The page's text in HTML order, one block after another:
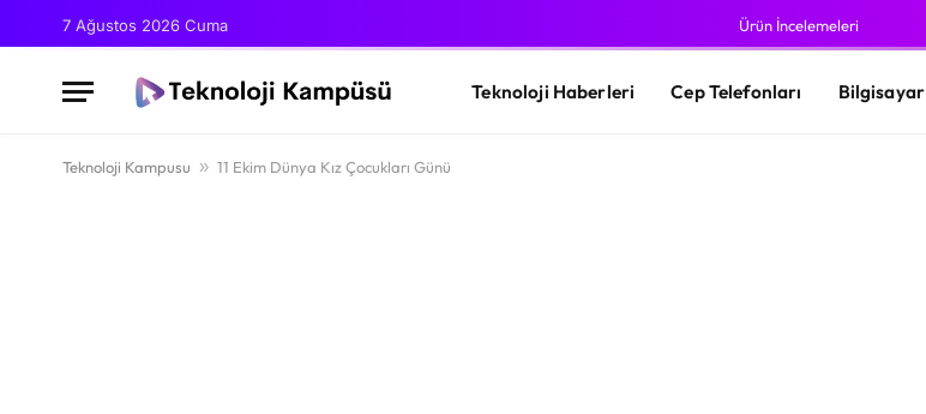
7 Ağustos 2026 Cuma Ürün İncelemeleri
Teknoloji Haberleri Cep Telefonları Bilgisayar
Teknoloji Kampusu » 11 Ekim Dünya Kız Çocukları Günü